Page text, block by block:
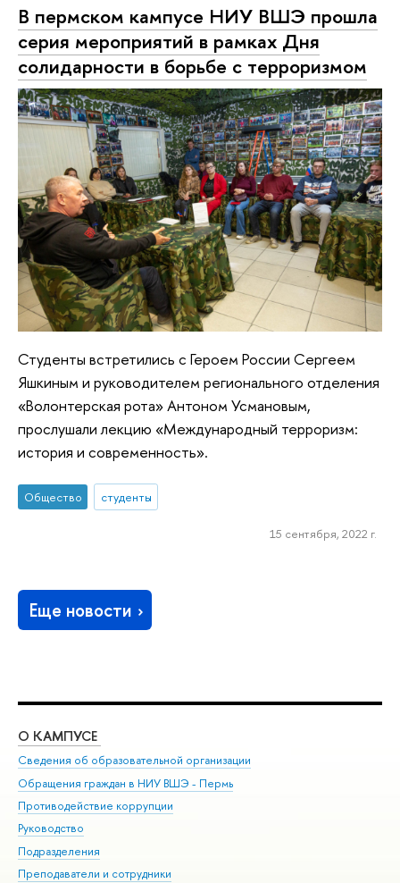
В пермском кампусе НИУ ВШЭ прошла
серия мероприятий в рамках Дня
солидарности в борьбе с терроризмом
Студенты встретились с Героем России Сергеем
Яшкиным и руководителем регионального отделения
«Волонтерская рота» Антоном Усмановым,
прослушали лекцию «Международный терроризм:
история и современность».
Общество студенты
15 сентября, 2022 г.
Еще новости
О КАМПУСЕ
Сведения об образовательной организации
Обращения граждан в НИУ ВШЭ - Пермь
Противодействие коррупции
Руководство
Подразделения
Преподаватели и сотрудники